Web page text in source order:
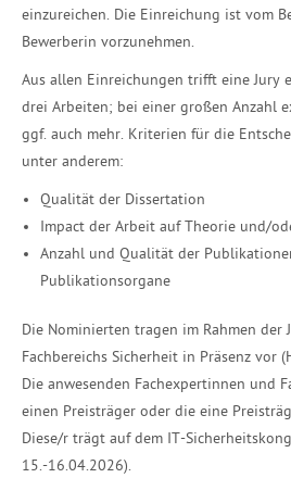
einzureichen. Die Einreichung ist vom
Bewerberin vorzunehmen.
Aus allen Einreichungen trifft eine Jury
drei Arbeiten; bei einer großen Anzahl
ggf. auch mehr. Kriterien für die
unter anderem:
Qualität der Dissertation
Impact der Arbeit auf Theorie und/
Anzahl und Qualität der
Publikationsorgane
Die Nominierten tragen im Rahmen der
Fachbereichs Sicherheit in Präsenz vor
Die anwesenden Fachexpertinnen und
einen Preisträger oder die eine
Diese/r trägt auf dem IT-
15.-16.04.2026).